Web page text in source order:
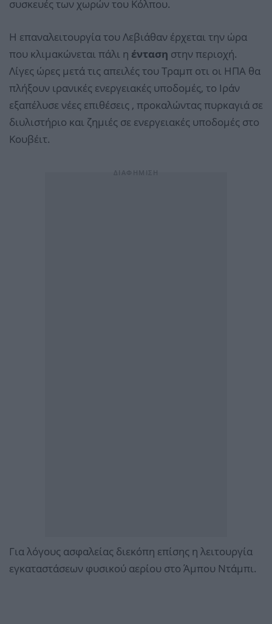
συσκευές των χωρών του Κόλπου.
Η επαναλειτουργία του Λεβιάθαν έρχεται την ώρα
που κλιμακώνεται πάλι η ένταση στην περιοχή.
Λίγες ώρες μετά τις απειλές του Τραμπ οτι οι ΗΠΑ θα
πλήξουν ιρανικές ενεργειακές υποδομές, το Ιράν
εξαπέλυσε νέες επιθέσεις , προκαλώντας πυρκαγιά σε
διυλιστήριο και ζημιές σε ενεργειακές υποδομές στο
Κουβέιτ.
Για λόγους ασφαλείας διεκόπη επίσης η λειτουργία
εγκαταστάσεων φυσικού αερίου στο Άμπου Ντάμπι.